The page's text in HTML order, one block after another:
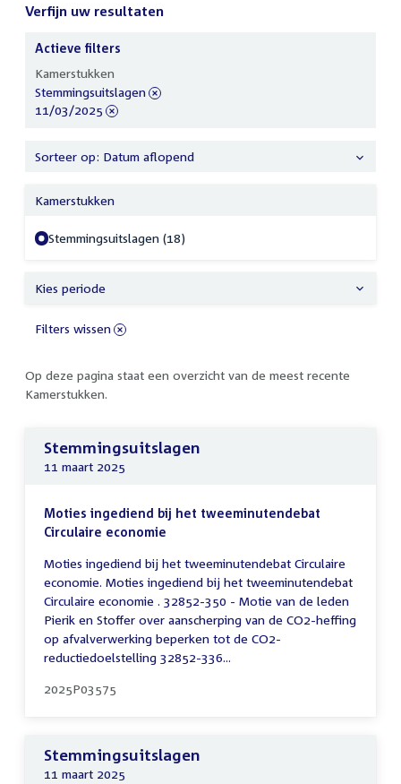
Verfijn uw resultaten
Op deze pagina staat een overzicht van de meest recente
Kamerstukken.
Stemmingsuitslagen
11 maart 2025
Moties ingediend bij het tweeminutendebat
Circulaire economie
Moties ingediend bij het tweeminutendebat Circulaire
economie. Moties ingediend bij het tweeminutendebat
Circulaire economie . 32852-350 - Motie van de leden
Pierik en Stoffer over aanscherping van de CO2-heffing
op afvalverwerking beperken tot de CO2-
reductiedoelstelling 32852-336...
2025P03575
Stemmingsuitslagen
11 maart 2025
uw
resultaten
Actieve filters
Kamerstukken
verwijder
filter
Stemmingsuitslagen
verwijder
11/03/2025
Sorteer op: Datum aflopend
Kamerstukken
Stemmingsuitslagen (18)
Kies periode
Filters wissen